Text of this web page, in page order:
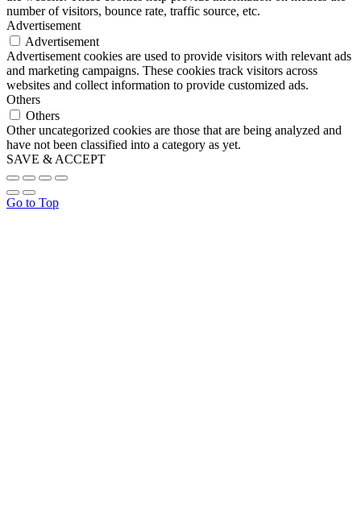
number of visitors, bounce rate, traffic source, etc.
Advertisement
Advertisement
Advertisement cookies are used to provide visitors with relevant ads
and marketing campaigns. These cookies track visitors across
websites and collect information to provide customized ads.
Others
Others
Other uncategorized cookies are those that are being analyzed and
have not been classified into a category as yet.
SAVE & ACCEPT
Go to Top